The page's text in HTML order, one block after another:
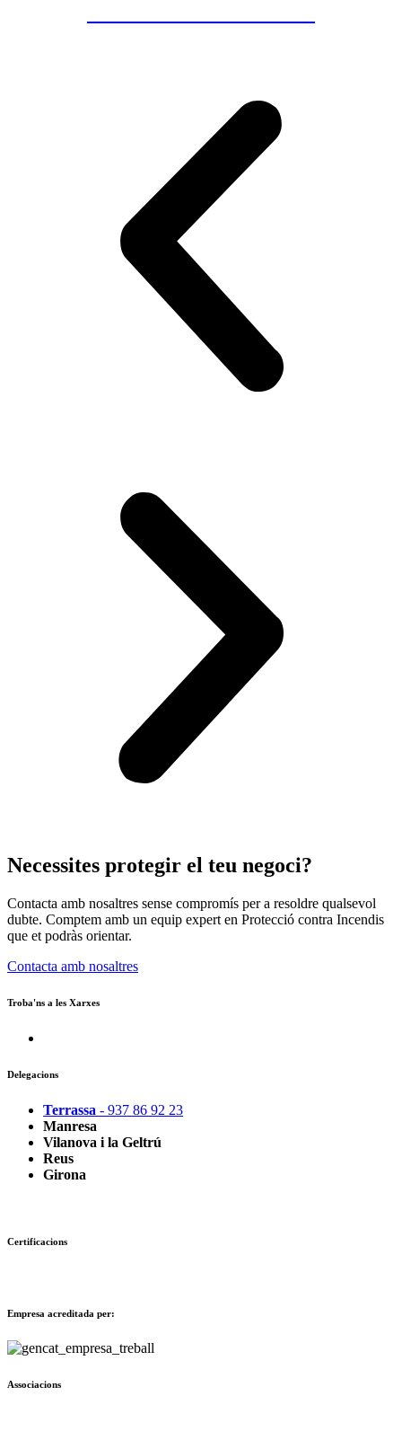
Necessites protegir el teu negoci?
Contacta amb nosaltres sense compromís per a resoldre qualsevol
dubte. Comptem amb un equip expert en Protecció contra Incendis
que et podràs orientar.
Contacta amb nosaltres
Troba'ns a les Xarxes
Delegacions
Terrassa - 937 86 92 23
Manresa
Vilanova i la Geltrú
Reus
Girona
Certificacions
Empresa acreditada per:
Associacions